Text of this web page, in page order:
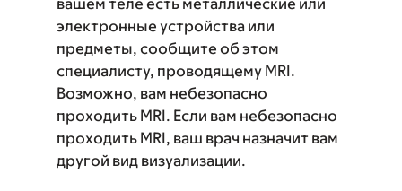
вашем теле есть металлические или
электронные устройства или
предметы, сообщите об этом
специалисту, проводящему MRI.
Возможно, вам небезопасно
проходить MRI. Если вам небезопасно
проходить MRI, ваш врач назначит вам
другой вид визуализации.